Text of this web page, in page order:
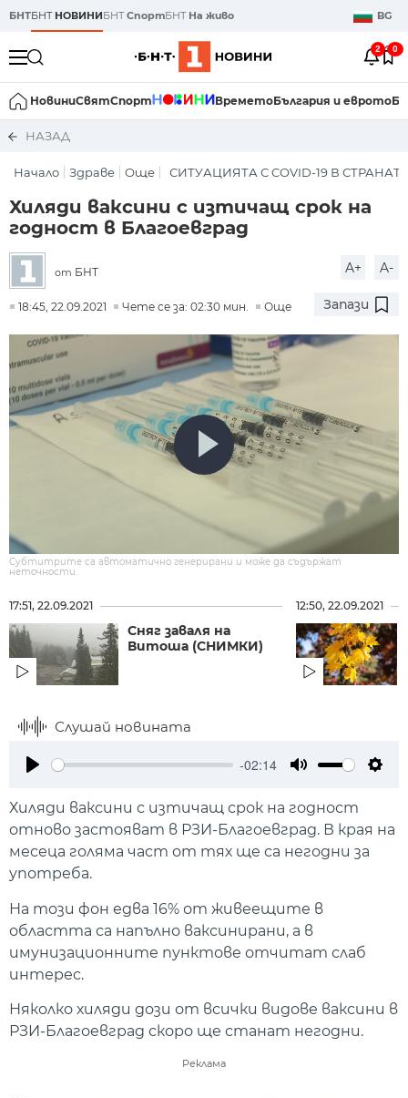
БНТБНТ НОВИНИБНТСпортБНТ На живо BG
2 0
НовиниСвятСпорт ВреметоБългария и еврото
НАЗАД
Начало Здраве Още СИТУАЦИЯТА С COVID-19 В
Хиляди ваксини с изтичащ срок на
годност в Благоевград
от БНТ A+ A-
18:45, 22.09.2021 Чете се за: 02:30 мин. Още Запази
Субтитрите са автоматично генерирани и може да съдържат
неточности.
17:51, 22.09.2021
Сняг заваля на
Витоша (СНИМКИ)
12:50, 22.09.2021
Слушай новината
-02:14
Хиляди ваксини с изтичащ срок на годност
отново застояват в РЗИ-Благоевград. В края на
месеца голяма част от тях ще са негодни за
употреба.
На този фон едва 16% от живеещите в
областта са напълно ваксинирани, а в
имунизационните пунктове отчитат слаб
интерес.
Няколко хиляди дози от всички видове ваксини в
РЗИ-Благоевград скоро ще станат негодни.
Реклама